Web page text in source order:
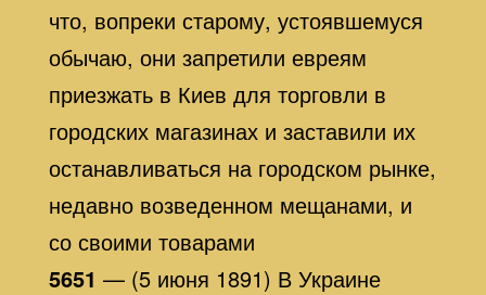
что, вопреки старому, устоявшемуся
обычаю, они запретили евреям
приезжать в Киев для торговли в
городских магазинах и заставили их
останавливаться на городском рынке,
недавно возведенном мещанами, и
со своими товарами
5651 — (5 июня 1891) В Украине